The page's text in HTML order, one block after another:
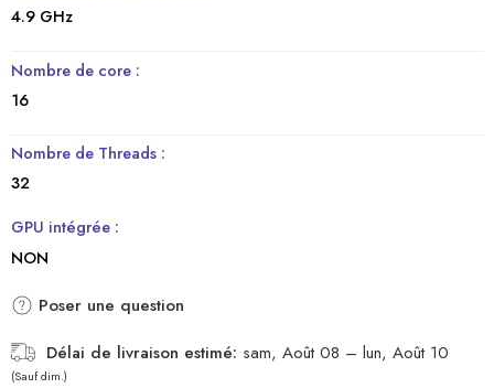
4.9 GHz
Nombre de core :
16
Nombre de Threads :
32
GPU intégrée :
NON
Poser une question
Délai de livraison estimé: sam, Août 08 – lun, Août 10
(Sauf dim.)